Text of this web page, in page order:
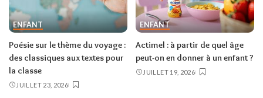
ENFANT
Poésie sur le thème du voyage :
des classiques aux textes pour
la classe
JUILLET 23, 2026
ENFANT
Actimel : à partir de quel âge
peut-on en donner à un enfant ?
JUILLET 19, 2026